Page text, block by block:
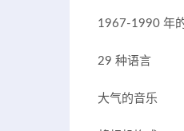
1967-1990 年
29 种语言
大气的音乐